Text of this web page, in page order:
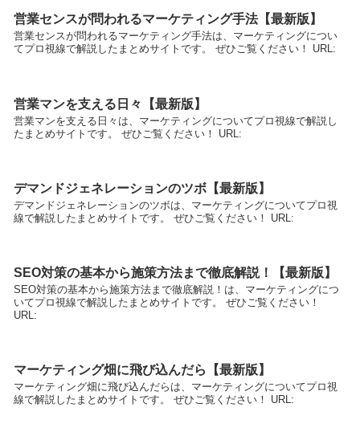
営業センスが問われるマーケティング手法【最新版】
営業センスが問われるマーケティング手法は、マーケティングについ
てプロ視線で解説したまとめサイトです。 ぜひご覧ください！ URL:
営業マンを支える日々【最新版】
営業マンを支える日々は、マーケティングについてプロ視線で解説し
たまとめサイトです。 ぜひご覧ください！ URL:
デマンドジェネレーションのツボ【最新版】
デマンドジェネレーションのツボは、マーケティングについてプロ視
線で解説したまとめサイトです。 ぜひご覧ください！ URL:
SEO対策の基本から施策方法まで徹底解説！【最新版】
SEO対策の基本から施策方法まで徹底解説！は、マーケティングにつ
いてプロ視線で解説したまとめサイトです。 ぜひご覧ください！
URL:
マーケティング畑に飛び込んだら【最新版】
マーケティング畑に飛び込んだらは、マーケティングについてプロ視
線で解説したまとめサイトです。 ぜひご覧ください！ URL: